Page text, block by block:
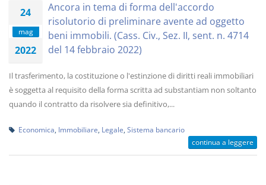
24
mag
2022
Ancora in tema di forma dell'accordo
risolutorio di preliminare avente ad oggetto
beni immobili. (Cass. Civ., Sez. II, sent. n. 4714
del 14 febbraio 2022)
Il trasferimento, la costituzione o l'estinzione di diritti reali immobiliari
è soggetta al requisito della forma scritta ad substantiam non soltanto
quando il contratto da risolvere sia definitivo,...
Economica Immobiliare Legale Sistema bancario
continua a leggere